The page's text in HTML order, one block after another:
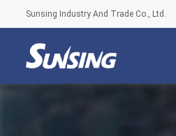
Sunsing Industry And Trade Co., Ltd.